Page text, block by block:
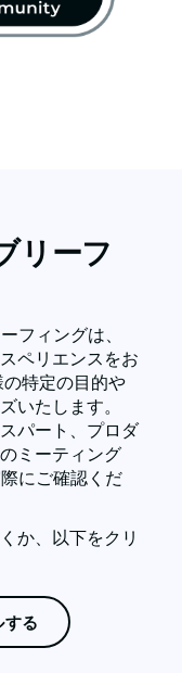
リーフ
フィングは、
ペリエンスをお
特定の目的や
いたします。
パート、プロダ
ミーティング
にご確認くだ
か、以下をクリ
る